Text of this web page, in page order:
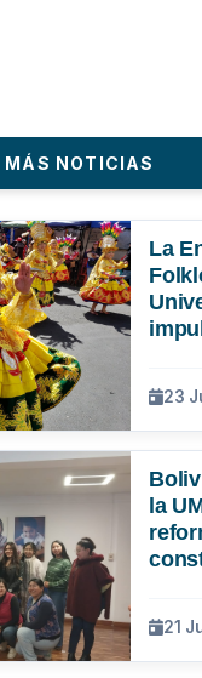
MÁS NOTICIAS
La
Bs
Paz
23
la
21